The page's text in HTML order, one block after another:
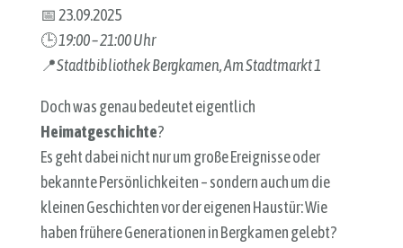
📅 23.09.2025
🕒19:00 – 21:00 Uhr
📍Stadtbibliothek Bergkamen, Am Stadtmarkt 1
Doch was genau bedeutet eigentlich
Heimatgeschichte?
Es geht dabei nicht nur um große Ereignisse oder
bekannte Persönlichkeiten – sondern auch um die
kleinen Geschichten vor der eigenen Haustür: Wie
haben frühere Generationen in Bergkamen gelebt?